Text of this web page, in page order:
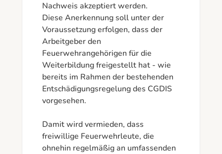
Nachweis akzeptiert werden.
Diese Anerkennung soll unter der
Voraussetzung erfolgen, dass der
Arbeitgeber den
Feuerwehrangehörigen für die
Weiterbildung freigestellt hat - wie
bereits im Rahmen der bestehenden
Entschädigungsregelung des CGDIS
vorgesehen.
Damit wird vermieden, dass
freiwillige Feuerwehrleute, die
ohnehin regelmäßig an umfassenden